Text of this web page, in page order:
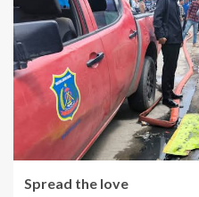
Spread the love